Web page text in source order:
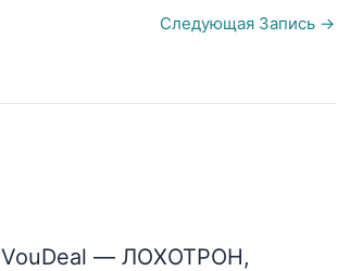
Следующая Запись →
VouDeal — ЛОХОТРОН,